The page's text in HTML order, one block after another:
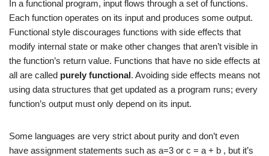
In a functional program, input flows through a set of functions.
Each function operates on its input and produces some output.
Functional style discourages functions with side effects that
modify internal state or make other changes that aren’t visible in
the function’s return value. Functions that have no side effects at
all are called purely functional. Avoiding side effects means not
using data structures that get updated as a program runs; every
function’s output must only depend on its input.
Some languages are very strict about purity and don’t even
have assignment statements such as a=3 or c = a + b , but it’s